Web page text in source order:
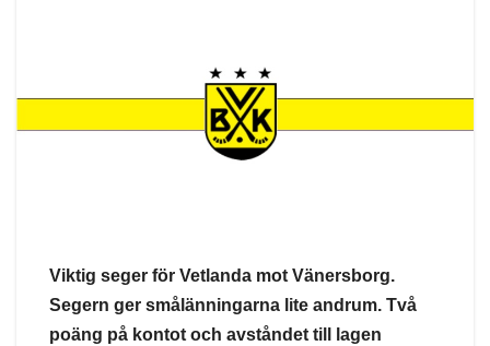
Viktig seger för Vetlanda mot Vänersborg.
Segern ger smålänningarna lite andrum. Två
poäng på kontot och avståndet till lagen